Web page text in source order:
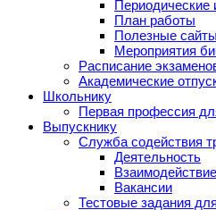
Периодические
План работы
Полезные сайты
Мероприятия
Расписание
Академические
Школьнику
Первая профессия
Выпускнику
Служба содействия
Деятельность
Взаимодействие
Вакансии
Тестовые задания